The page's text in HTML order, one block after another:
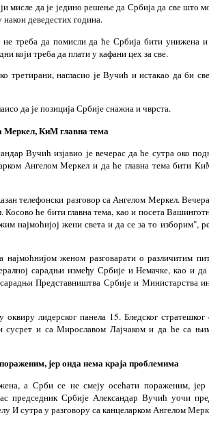
мисле да је једино решење да Србија да све што
након деведестих година.
не треба да помисли да ће Србија бити унижена
који треба да плати у кафани цех за све.
третирани, нагласио је Вучић и истакао да би
да је позиција Србије снажна и чврста.
Меркел, КиМ главна тема
Вучић изјавио је вечерас да ће сутра око
Ангелом Меркел и да ће главна тема бити
телефонски разговор са Ангелом Меркел.
Косово ће бити главна тема, као и посета
најмоћијој жени света и да се за то изборим",
најмоћнијом женом разговарати о различитим
сарадњи између Србије и Немачке, као и
Представништва Србије и Министарства
оквиру лидерског панела 15. Бледског
сусрет и са Мирославом Лајчаком и да ће са
јер онда нема краја проблемима
а Срби се не смеју осећати пораженим, јер
председник Србије Александар Вучић уочи
И сутра у разговору са канцеларком Ангелом